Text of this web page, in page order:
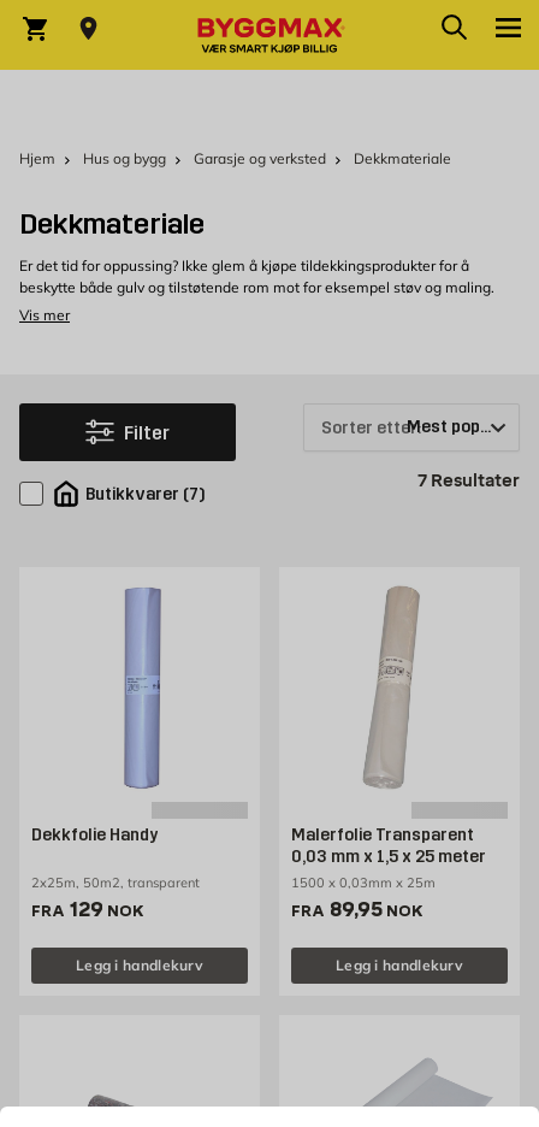
Varekurv Søk
Hjem Hus og bygg Garasje og verksted Dekkmateriale
Dekkmateriale
Er det tid for oppussing? Ikke glem å kjøpe tildekkingsprodukter for å
beskytte både gulv og tilstøtende rom mot for eksempel støv og maling.
Hos Byggmax finner du dekkmateriale og gulvdekking til gode priser, og i
Kjøp dekkmateriale hos Byggmax
Velkommen til å se vårt utvalg av dekkmateriale, som du enkelt kan kjøpe
hos Byggmax. Besøk din nærmeste Byggmax-butikk eller se her på nett for
Vis mer
Filter
Butikkvarer (7)
Sorter etter:
7 Resultater
Dekkfolie Handy
2x25m, 50m2, transparent
FRA Pris 129 NOK /stk
129 NOK
Legg i handlekurv
Malerfolie Transparent
0,03 mm x 1,5 x 25 meter
1500 x 0,03mm x 25m
FRA Pris 89.95 NOK /stk
89,95 NOK
Legg i handlekurv